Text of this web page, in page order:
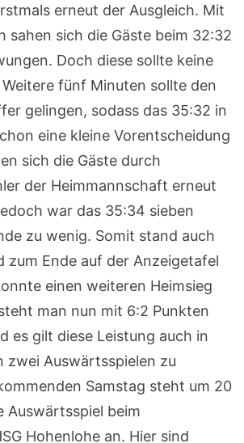
erneut der Ausgleich. Mit
sahen sich die Gäste beim 32:32
Doch diese sollte keine
fünf Minuten sollte den
gelingen, sodass das 35:32 in
eine kleine Vorentscheidung
sich die Gäste durch
der Heimmannschaft erneut
war das 35:34 sieben
zu wenig. Somit stand auch
zum Ende auf der Anzeigetafel
einen weiteren Heimsieg
man nun mit 6:2 Punkten
es gilt diese Leistung auch in
zwei Auswärtsspielen zu
Samstag steht um 20
Auswärtsspiel beim
Hohenlohe an. Hier sind